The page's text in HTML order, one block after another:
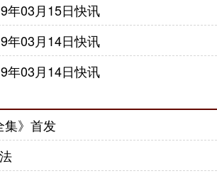
年03月15日快讯
年03月14日快讯
年03月14日快讯
集》首发